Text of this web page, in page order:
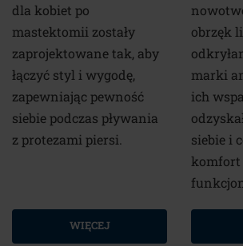
dla kobiet po
mastektomii zostały
zaprojektowane tak, aby
łączyć styl i wygodę,
zapewniając pewność
siebie podczas pływania
z protezami piersi.
WIĘCEJ
obrzęk
marki
ich
siebie i
komfort